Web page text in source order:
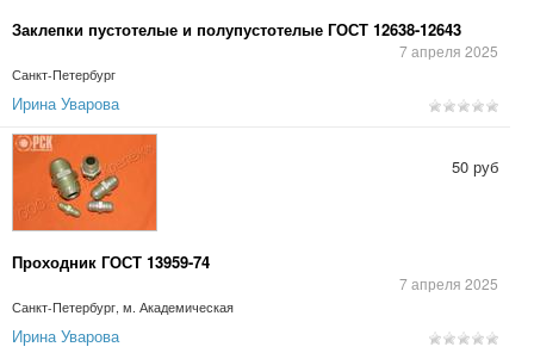
Заклепки пустотелые и полупустотелые ГОСТ 12638-12643
7 апреля 2025
Санкт-Петербург
Ирина Уварова
Проходник ГОСТ 13959-74
7 апреля 2025
Санкт-Петербург, м. Академическая
50 руб
Ирина Уварова